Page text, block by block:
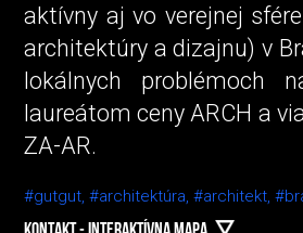
aktívny aj vo verejnej
architektúry a dizajnu) v
lokálnych problémoch
laureátom ceny ARCH a
ZA-AR.
#gutgut, #architektúra, #architekt,